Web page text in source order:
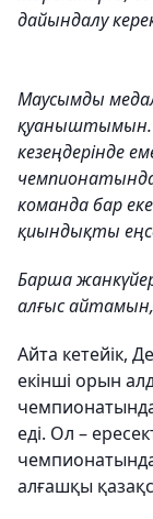
дайындалу
Маусымды
қуаныштымын.
кезеңдерінде
команда бар
қиындықты
Барша
алғыс
Айта кетейік,
екінші орын
чемпионатында
еді. Ол –
алғашқы